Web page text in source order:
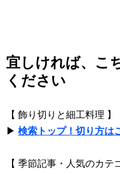
宜しければ、こ
ください
【 飾り切りと細工料理 】
▶ 検索トップ！切り方は
【 季節記事・人気のカテ